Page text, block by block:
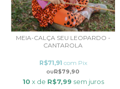
MEIA-CALÇA SEU LEOPARDO -
CANTAROLA
R$79,90
R$71,91 com Pix
10 x de R$7,99 sem juros